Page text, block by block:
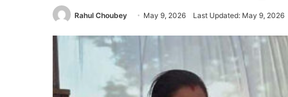
Rahul Choubey May 9, 2026 Last Updated: May 9, 2026